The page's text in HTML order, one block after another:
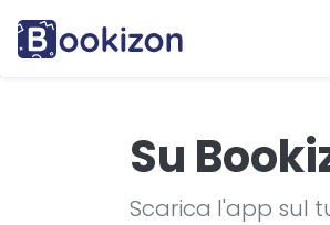
Su
Scarica l'app sul